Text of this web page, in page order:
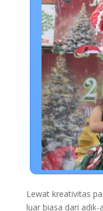
Lewat kreativitas
luar biasa dari